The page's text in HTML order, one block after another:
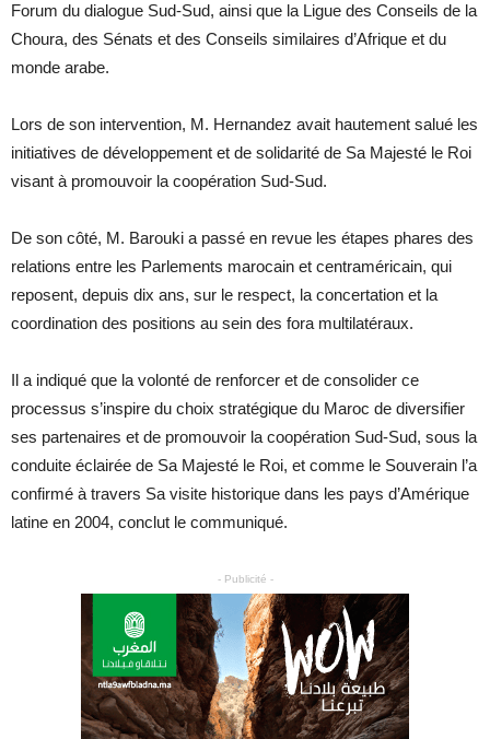
Forum du dialogue Sud-Sud, ainsi que la Ligue des Conseils de la
Choura, des Sénats et des Conseils similaires d’Afrique et du
monde arabe.
Lors de son intervention, M. Hernandez avait hautement salué les
initiatives de développement et de solidarité de Sa Majesté le Roi
visant à promouvoir la coopération Sud-Sud.
De son côté, M. Barouki a passé en revue les étapes phares des
relations entre les Parlements marocain et centraméricain, qui
reposent, depuis dix ans, sur le respect, la concertation et la
coordination des positions au sein des fora multilatéraux.
Il a indiqué que la volonté de renforcer et de consolider ce
processus s’inspire du choix stratégique du Maroc de diversifier
ses partenaires et de promouvoir la coopération Sud-Sud, sous la
conduite éclairée de Sa Majesté le Roi, et comme le Souverain l’a
confirmé à travers Sa visite historique dans les pays d’Amérique
latine en 2004, conclut le communiqué.
- Publicité -